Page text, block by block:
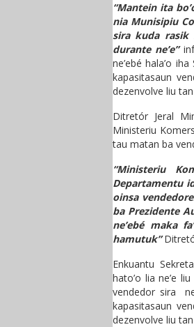
“Mantein ita
nia Munisipiu
sira kuda rasik
durante ne’e”
ne’ebé hala’o
kapasitasaun
dezenvolve liu
Ditretór Jeral
Ministeriu
tau matan ba
“Ministeriu
Departamentu
oinsa
ba Prezidente
ne’ebé maka
hamutuk”
Enkuantu
hato’o lia ne’e
vendedor sira
kapasitasaun
dezenvolve liu